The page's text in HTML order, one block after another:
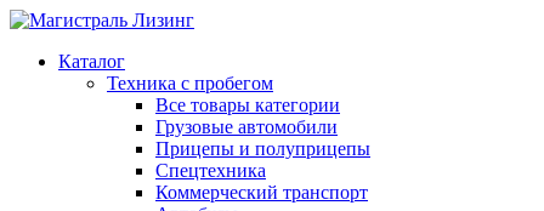
Каталог
Техника с пробегом
Все товары категории
Грузовые автомобили
Прицепы и полуприцепы
Спецтехника
Коммерческий транспорт